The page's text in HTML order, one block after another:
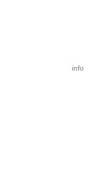
info